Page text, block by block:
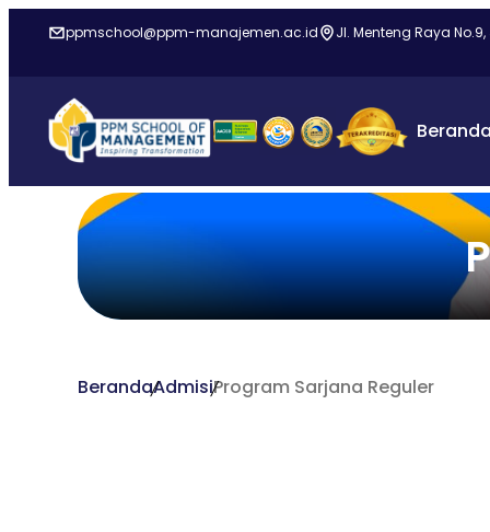
ppmschool@ppm-manajemen.ac.id Jl. Menteng Raya
BerandaAdmisiProgram Sarjana Reguler